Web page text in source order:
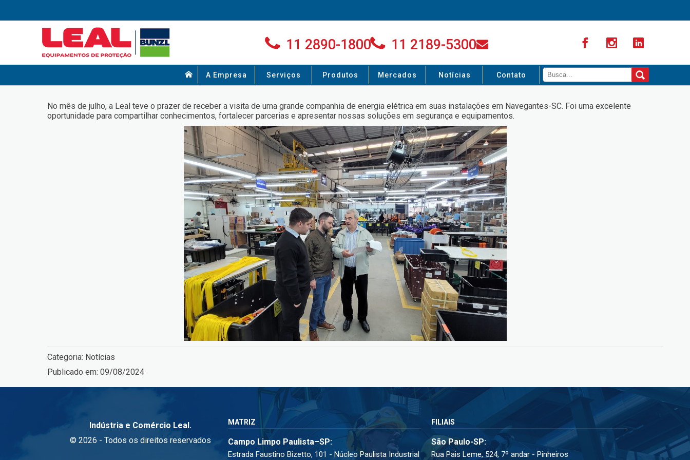
11 2890-1800 11 2189-5300
A Empresa Serviços Produtos Mercados Notícias Contato
No mês de julho, a Leal teve o prazer de receber a visita de uma grande companhia de energia elétrica em suas instalações em Navegantes-SC. Foi uma excelente
oportunidade para compartilhar conhecimentos, fortalecer parcerias e apresentar nossas soluções em segurança e equipamentos.
Categoria: Notícias
Publicado em: 09/08/2024
Indústria e Comércio Leal.
© 2026 - Todos os direitos reservados
MATRIZ
Campo Limpo Paulista–SP:
Estrada Faustino Bizetto, 101 - Núcleo Paulista Industrial
FILIAIS
São Paulo-SP:
Rua Pais Leme, 524, 7º andar - Pinheiros